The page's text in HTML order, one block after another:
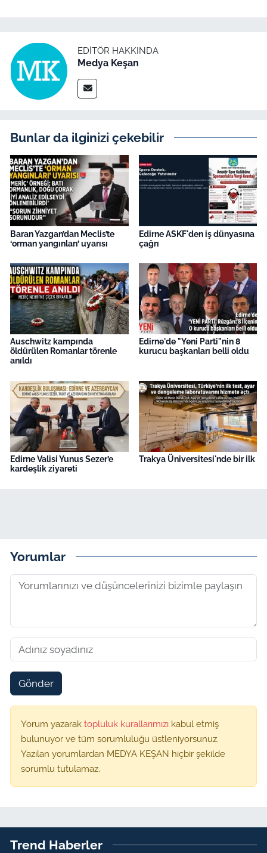
EDITÖR HAKKINDA
Medya Keşan
Bunlar da ilginizi çekebilir
Baran Yazgan’dan Meclis’te
‘orman yangınları’ uyarısı
Edirne ASKF'den iş dünyasına
çağrı
Auschwitz kampında
öldürülen Romanlar törenle
anıldı
Edirne'de "Yeni Parti"nin 8
kurucu başkanları belli oldu
Edirne Valisi Yunus Sezer’e
kardeşlik ziyareti
Trakya Üniversitesi'nde bir ilk
Yorumlar
Gönder
Yorum yazarak topluluk kurallarımızı kabul etmiş
bulunuyor ve tüm sorumluluğu üstleniyorsunuz.
Yazılan yorumlardan MEDYA KEŞAN hiçbir şekilde
sorumlu tutulamaz.
Trend Haberler